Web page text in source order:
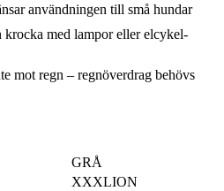
användningen till små hundar
krocka med lampor eller elcykel-
mot regn – regnöverdrag behövs
GRÅ
XXXLION